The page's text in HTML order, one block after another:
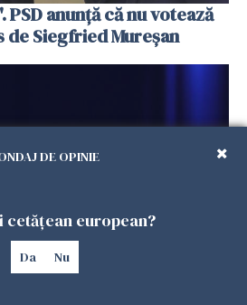
anunţă că nu votează
de Siegfried Mureşan
DE OPINIE
cetățean european?
Da Nu